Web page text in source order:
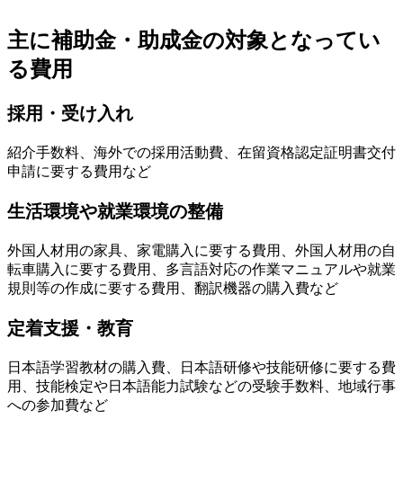
主に補助金・助成金の対象となってい
る費用
採用・受け入れ
紹介手数料、海外での採用活動費、在留資格認定証明書交付
申請に要する費用など
生活環境や就業環境の整備
外国人材用の家具、家電購入に要する費用、外国人材用の自
転車購入に要する費用、多言語対応の作業マニュアルや就業
規則等の作成に要する費用、翻訳機器の購入費など
定着支援・教育
日本語学習教材の購入費、日本語研修や技能研修に要する費
用、技能検定や日本語能力試験などの受験手数料、地域行事
への参加費など